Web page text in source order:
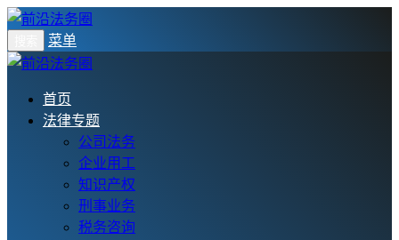
菜单
首页
法律专题
公司法务
企业用工
知识产权
刑事业务
税务咨询